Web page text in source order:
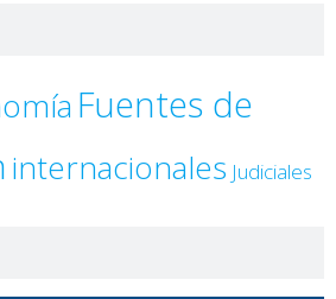
Fuentes de
internacionales Judiciales